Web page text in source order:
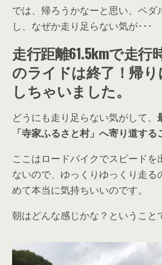
では、帰ろうかなーと思い、ペダ
し、なぜか走り足らない気が･･･
走行距離61.5kmで走行
のライドは終了！帰
しちゃいました。
どうにも走り足らない気がして、
「寺家ふるさと村」へ寄り道する
ここはロードバイクでスピードを
ないので、ゆっくりゆっくり走る
めて本当に気持ちいいのです。
朝はどんな感じかな？ということ